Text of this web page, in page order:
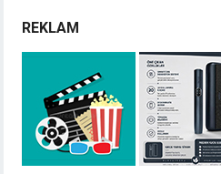
REKLAM